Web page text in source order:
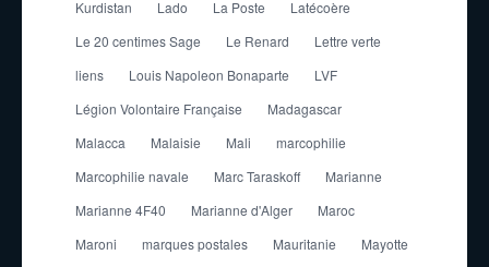
Kurdistan Lado La Poste
Latécoère
Le 20 centimes Sage
Le Renard
Lettre verte
liens
Louis Napoleon Bonaparte
LVF
Légion Volontaire Française
Madagascar
Malacca
Malaisie Mali
marcophilie
Marcophilie navale
Marc Taraskoff
Marianne
Marianne 4F40
Marianne d'Alger
Maroc
Maroni
marques postales Mauritanie
Mayotte